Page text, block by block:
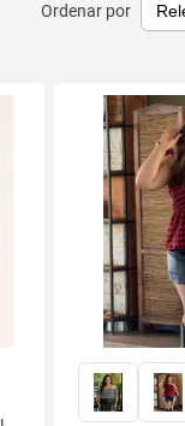
Ordenar por